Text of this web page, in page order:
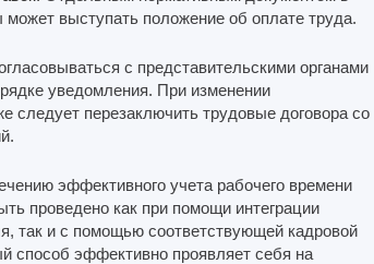
выступать положение об оплате труда.
с представительскими органами
уведомления. При изменении
перезаключить трудовые договора со
эффективного учета рабочего времени
проведено как при помощи интеграции
так и с помощью соответствующей кадровой
способ эффективно проявляет себя на